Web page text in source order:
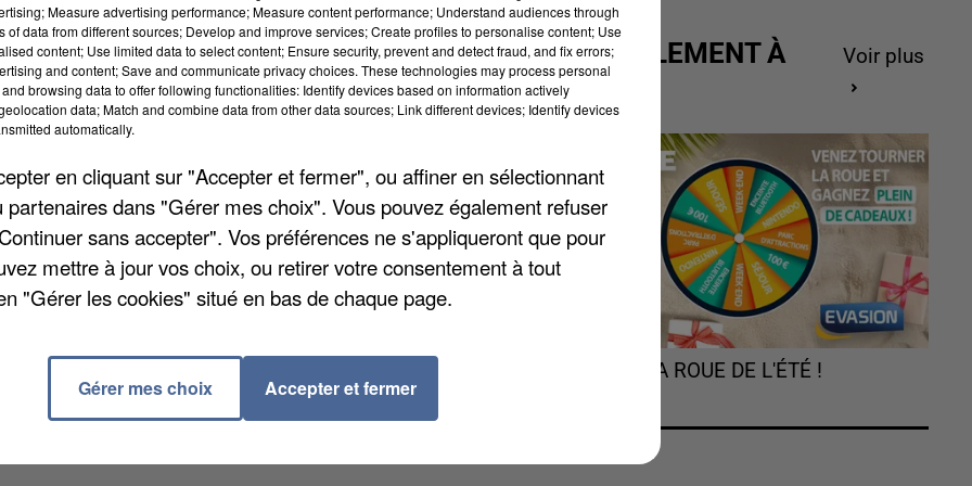
de la Zone B. Pour l’occasion, l’opération
19 avril à Amiens. Des stages de sport par
des stages de canoë, d’escalade, de golf ou encore
à contacter le 03 22 97 11 02 mais vous pourrez
chalet d’accueil.
retombé sur une ligne électrique. Ça s’est passé
les deux villages aux alentours. 500 clients étaient
2h pour rétablir le courant.
03/coupure-de-courant-mesnil-martinsart-apres-
ACTUELLEMENT À
GAGNER
Voir plus
TOURNEZ LA ROUE DE L'ÉTÉ !
Measure advertising performance; Measure content performance; Understand audiences through
of data from different sources; Develop and improve services; Create profiles to personalise content; Use
content; Use limited data to select content; Ensure security, prevent and detect fraud, and fix errors;
and content; Save and communicate privacy choices. These technologies may process personal
browsing data to offer following functionalities: Identify devices based on information actively
data; Match and combine data from other data sources; Link different devices; Identify devices
automatically.
en cliquant sur "Accepter et fermer", ou affiner en sélectionnant
partenaires dans "Gérer mes choix". Vous pouvez également refuser
sans accepter". Vos préférences ne s'appliqueront que pour
mettre à jour vos choix, ou retirer votre consentement à tout
"Gérer les cookies" situé en bas de chaque page.
Gérer mes choix Accepter et fermer